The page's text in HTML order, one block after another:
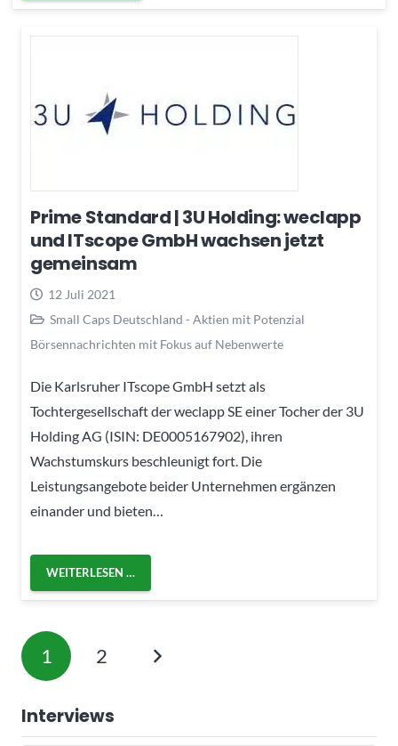
Prime Standard | 3U Holding: weclapp
und ITscope GmbH wachsen jetzt
gemeinsam
12 Juli 2021
Small Caps Deutschland - Aktien mit Potenzial
Börsennachrichten mit Fokus auf Nebenwerte
Die Karlsruher ITscope GmbH setzt als
Tochtergesellschaft der weclapp SE einer Tocher der 3U
Holding AG (ISIN: DE0005167902), ihren
Wachstumskurs beschleunigt fort. Die
Leistungsangebote beider Unternehmen ergänzen
einander und bieten…
WEITERLESEN …
1 2
Interviews